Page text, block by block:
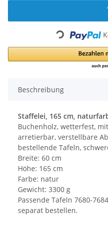
Loading...
Beschreibung
Staffelei, 165 cm,
Buchenholz, wetterfest,
arretierbar, verstellbare
bestellende Tafeln,
Breite: 60 cm
Höhe: 165 cm
Farbe: natur
Gewicht: 3300 g
Passende Tafeln 7680-
separat bestellen.